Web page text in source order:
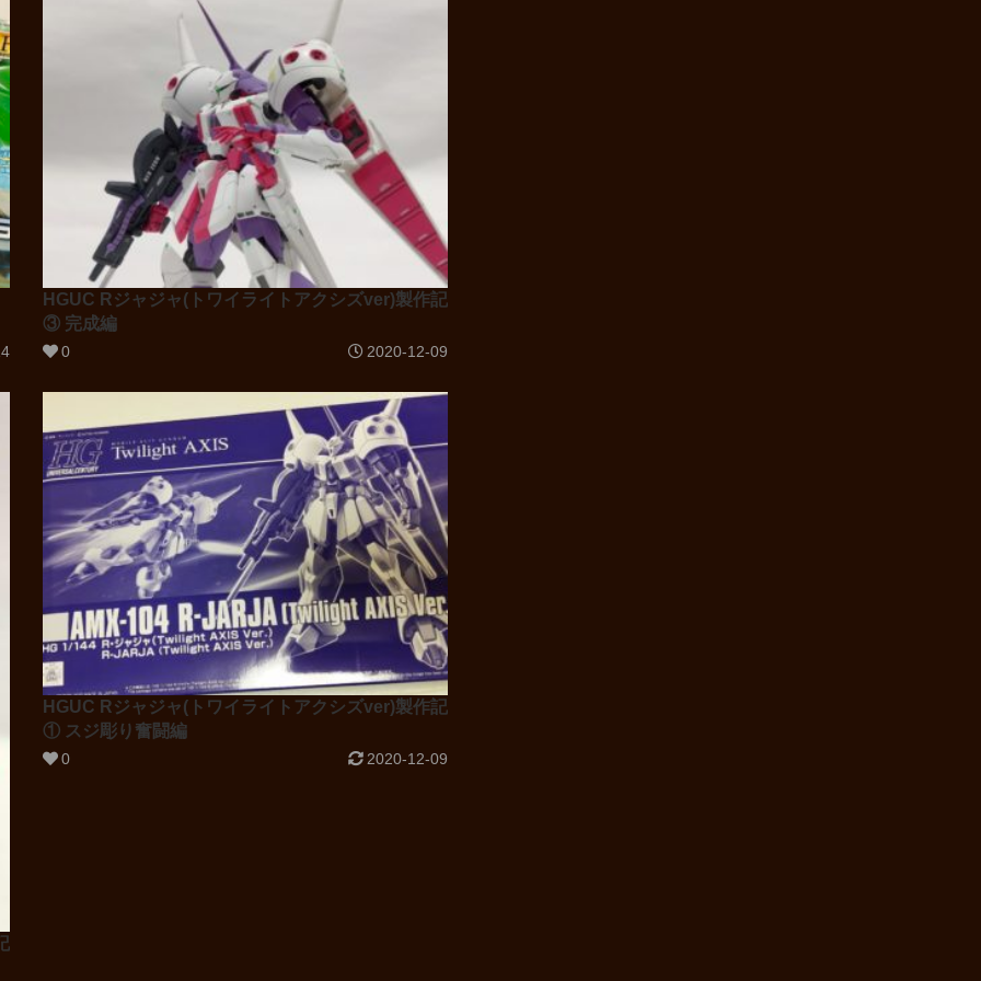
HGUC Rジャジャ(トワイライトアクシズver)製作記
③ 完成編
0 2020-12-09
HGUC Rジャジャ(トワイライトアクシズver)製作記
① スジ彫り奮闘編
0 2020-12-09